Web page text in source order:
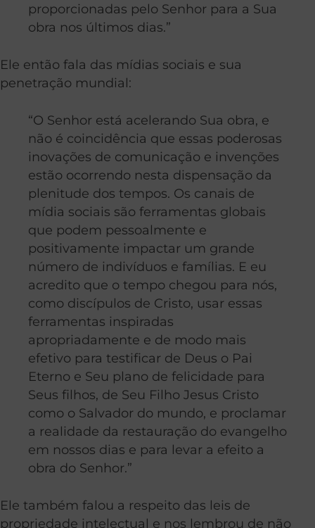
proporcionadas pelo Senhor para a Sua
obra nos últimos dias.”
Ele então fala das mídias sociais e sua
penetração mundial:
“O Senhor está acelerando Sua obra, e
não é coincidência que essas poderosas
inovações de comunicação e invenções
estão ocorrendo nesta dispensação da
plenitude dos tempos. Os canais de
mídia sociais são ferramentas globais
que podem pessoalmente e
positivamente impactar um grande
número de indivíduos e famílias. E eu
acredito que o tempo chegou para nós,
como discípulos de Cristo, usar essas
ferramentas inspiradas
apropriadamente e de modo mais
efetivo para testificar de Deus o Pai
Eterno e Seu plano de felicidade para
Seus filhos, de Seu Filho Jesus Cristo
como o Salvador do mundo, e proclamar
a realidade da restauração do evangelho
em nossos dias e para levar a efeito a
obra do Senhor.”
Ele também falou a respeito das leis de
propriedade intelectual e nos lembrou de não